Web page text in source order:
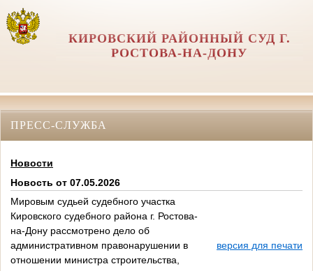
КИРОВСКИЙ РАЙОННЫЙ СУД Г.
РОСТОВА-НА-ДОНУ
ПРЕСС-СЛУЖБА
Новости
Новость от 07.05.2026
Мировым судьей судебного участка
Кировского судебного района г. Ростова-
на-Дону рассмотрено дело об
административном правонарушении в
отношении министра строительства,
версия для печати